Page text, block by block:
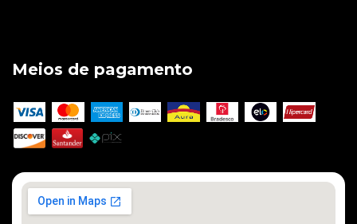
Meios de pagamento